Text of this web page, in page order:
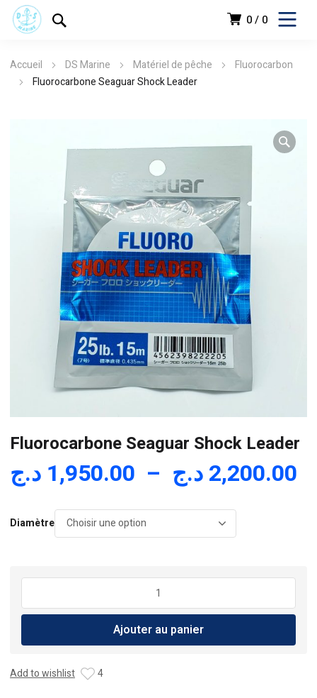
0 0
Accueil DS Marine Matériel de pêche
Fluorocarbon
Fluorocarbone Seaguar Shock Leader
Fluorocarbone Seaguar Shock Leader
1,950.00 د.ج – 2,200.00د.ج
Diamètre
Fluorocarbone
Shock
Ajouter au panier
Add to wishlist 4